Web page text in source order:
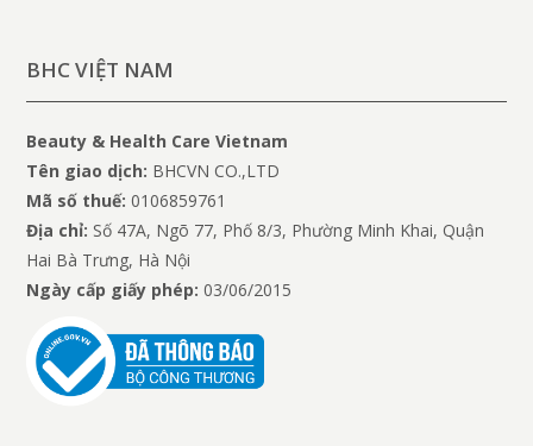
BHC VIỆT NAM
Beauty & Health Care Vietnam
Tên giao dịch: BHCVN CO.,LTD
Mã số thuế:0106859761
Địa chỉ: Số 47A, Ngõ 77, Phố 8/3, Phường Minh Khai, Quận
Hai Bà Trưng, Hà Nội
Ngày cấp giấy phép: 03/06/2015